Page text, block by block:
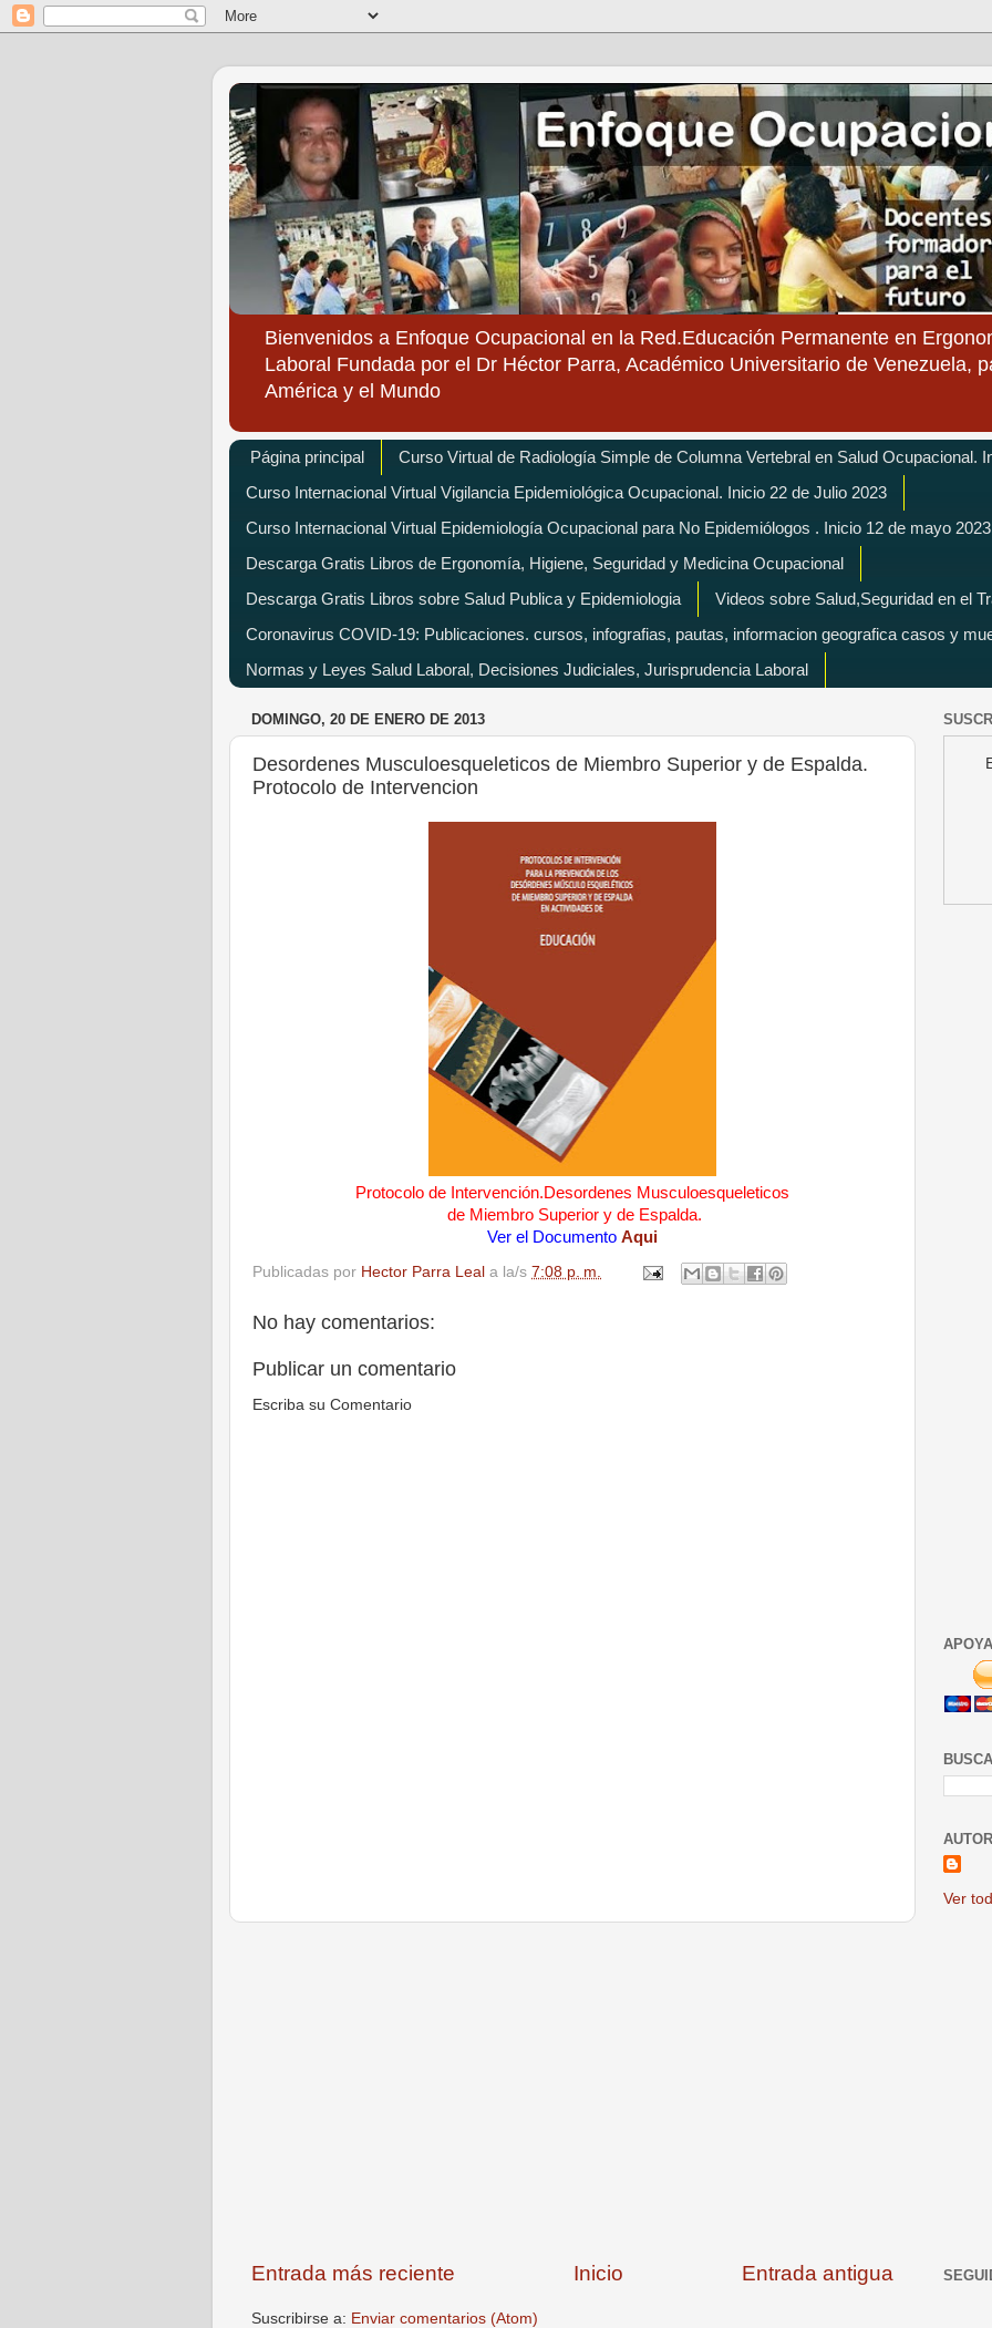
Bienvenidos a Enfoque Ocupacional en la Red.Educación Permanente en
Laboral Fundada por el Dr Héctor Parra, Académico Universitario de Venezuela,
América y el Mundo
Página principal
Curso Virtual de Radiología Simple de Columna Vertebral en Salud Ocupacional.
Curso Internacional Virtual Vigilancia Epidemiológica Ocupacional. Inicio 22 de Julio 2023
Curso Internacional Virtual Epidemiología Ocupacional para No Epidemiólogos . Inicio 12 de mayo 2023
Descarga Gratis Libros de Ergonomía, Higiene, Seguridad y Medicina Ocupacional
Descarga Gratis Libros sobre Salud Publica y Epidemiologia
Videos sobre Salud,Seguridad en el
Coronavirus COVID-19: Publicaciones. cursos, infografias, pautas, informacion geografica casos y
Normas y Leyes Salud Laboral, Decisiones Judiciales, Jurisprudencia Laboral
DOMINGO, 20 DE ENERO DE 2013
Desordenes Musculoesqueleticos de Miembro Superior y de Espalda.
Protocolo de Intervencion
Protocolo de Intervención.Desordenes Musculoesqueleticos
de Miembro Superior y de Espalda.
Ver el Documento Aqui
Publicadas por Hector Parra Leal a la/s 7:08 p. m.
No hay comentarios:
Publicar un comentario
Escriba su Comentario
Entrada más reciente Entrada antigua
Inicio
Suscribirse a: Enviar comentarios (Atom)
Ver